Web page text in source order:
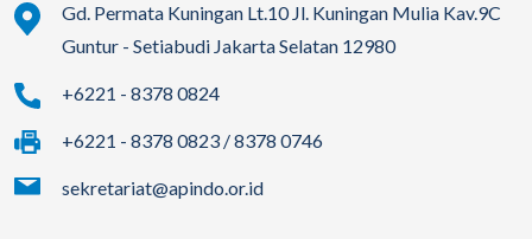
Gd. Permata Kuningan Lt.10 Jl. Kuningan Mulia Kav.9C
Guntur - Setiabudi Jakarta Selatan 12980
+6221 - 8378 0824
+6221 - 8378 0823 / 8378 0746
sekretariat@apindo.or.id